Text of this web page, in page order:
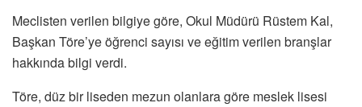
Meclisten verilen bilgiye göre, Okul Müdürü Rüstem Kal,
Başkan Töre’ye öğrenci sayısı ve eğitim verilen branşlar
hakkında bilgi verdi.
Töre, düz bir liseden mezun olanlara göre meslek lisesi